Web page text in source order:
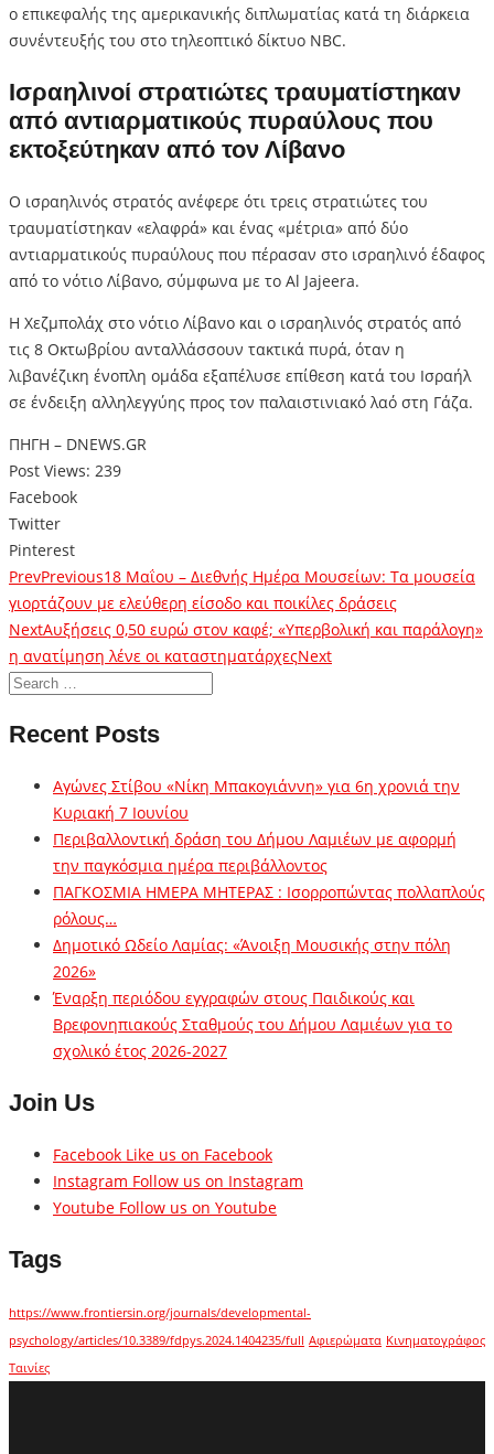
ο επικεφαλής της αμερικανικής διπλωματίας κατά τη διάρκεια
συνέντευξής του στο τηλεοπτικό δίκτυο NBC.
Ισραηλινοί στρατιώτες τραυματίστηκαν
από αντιαρματικούς πυραύλους που
εκτοξεύτηκαν από τον Λίβανο
Ο ισραηλινός στρατός ανέφερε ότι τρεις στρατιώτες του
τραυματίστηκαν «ελαφρά» και ένας «μέτρια» από δύο
αντιαρματικούς πυραύλους που πέρασαν στο ισραηλινό έδαφος
από το νότιο Λίβανο, σύμφωνα με το Al Jajeera.
Η Χεζμπολάχ στο νότιο Λίβανο και ο ισραηλινός στρατός από
τις 8 Οκτωβρίου ανταλλάσσουν τακτικά πυρά, όταν η
λιβανέζικη ένοπλη ομάδα εξαπέλυσε επίθεση κατά του Ισραήλ
σε ένδειξη αλληλεγγύης προς τον παλαιστινιακό λαό στη Γάζα.
ΠΗΓΗ – DNEWS.GR
Post Views: 239
Facebook
Twitter
Pinterest
PrevPrevious18 Μαΐου – Διεθνής Ημέρα Μουσείων: Τα μουσεία
γιορτάζουν με ελεύθερη είσοδο και ποικίλες δράσεις
NextΑυξήσεις 0,50 ευρώ στον καφέ; «Υπερβολική και παράλογη»
η ανατίμηση λένε οι καταστηματάρχεςNext
Recent Posts
Αγώνες Στίβου «Νίκη Μπακογιάννη» για 6η χρονιά την
Κυριακή 7 Ιουνίου
Περιβαλλοντική δράση του Δήμου Λαμιέων με αφορμή
την παγκόσμια ημέρα περιβάλλοντος
ΠΑΓΚΟΣΜΙΑ ΗΜΕΡΑ ΜΗΤΕΡΑΣ : Ισορροπώντας πολλαπλούς
ρόλους…
Δημοτικό Ωδείο Λαμίας: «Άνοιξη Μουσικής στην πόλη
2026»
Έναρξη περιόδου εγγραφών στους Παιδικούς και
Βρεφονηπιακούς Σταθμούς του Δήμου Λαμιέων για το
σχολικό έτος 2026-2027
Join Us
Facebook Like us on Facebook
Instagram Follow us on Instagram
Youtube Follow us on Youtube
Tags
https://www.frontiersin.org/journals/developmental-
psychology/articles/10.3389/fdpys.2024.1404235/full Αφιερώματα Κινηματογράφος
Ταινίες